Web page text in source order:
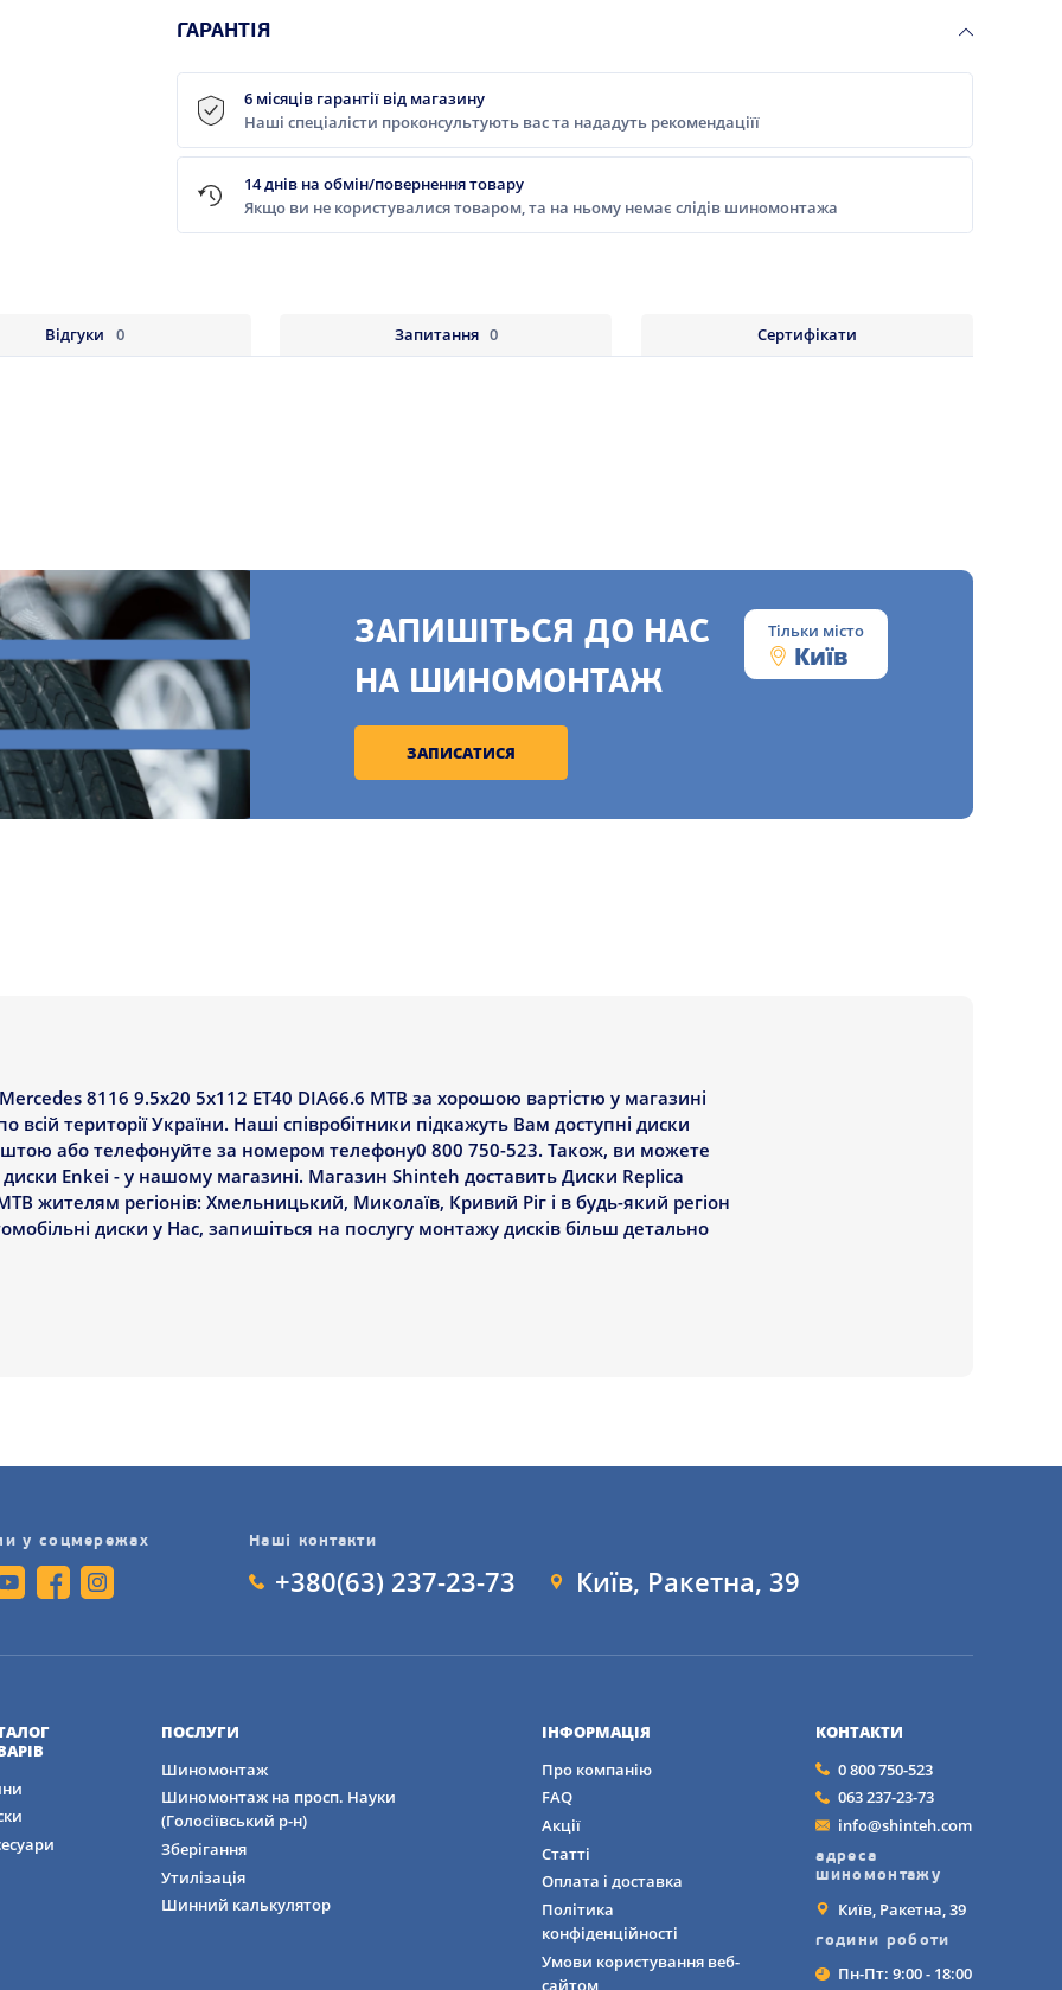
ГАРАНТІЯ
6 місяців гарантії від магазину
Наші спеціалісти проконсультують вас та нададуть рекомендаціїї
14 днів на обмін/повернення товару
Якщо ви не користувалися товаром, та на ньому немає слідів шиномонтажа
Відгуки 0 Запитання 0 Сертифікати
ЗАПИШІТЬСЯ ДО НАС
НА ШИНОМОНТАЖ
Тільки місто
Київ
ЗАПИСАТИСЯ
8116 9.5x20 5x112 ET40 DIA66.6 MTB за хорошою вартістю у магазині
території України. Наші співробітники підкажуть Вам доступні диски
або телефонуйте за номером телефону0 800 750-523. Також, ви можете
Enkei - у нашому магазині. Магазин Shinteh доставить Диски Replica
жителям регіонів: Хмельницький, Миколаїв, Кривий Ріг і в будь-який регіон
диски у Нас, запишіться на послугу монтажу дисків більш детально
у соцмережах Наші контакти
+380(63) 237-23-73 Київ, Ракетна, 39
ПОСЛУГИ
Шиномонтаж
Шиномонтаж на просп. Науки
(Голосіївський р-н)
Зберігання
Утилізація
Шинний калькулятор
ІНФОРМАЦІЯ
Про компанію
FAQ
Акції
Статті
Оплата і доставка
Політика
конфіденційності
Умови користування веб-
сайтом
КОНТАКТИ
0 800 750-523
063 237-23-73
info@shinteh.com
адреса
шиномонтажу
Київ, Ракетна, 39
години роботи
Пн-Пт: 9:00 - 18:00